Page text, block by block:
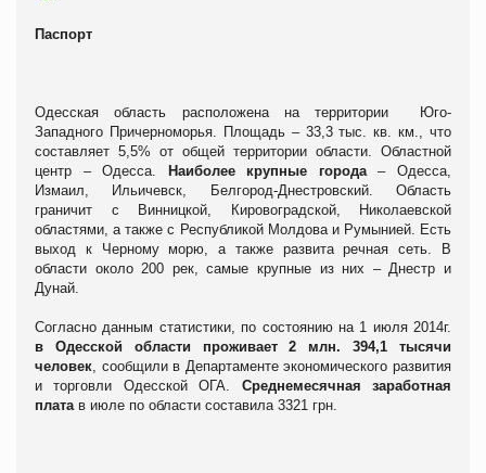
Паспорт
Одесская область расположена на территории Юго-
Западного Причерноморья. Площадь – 33,3 тыс. кв. км., что
составляет 5,5% от общей территории области. Областной
центр – Одесса. Наиболее крупные города– Одесса,
Измаил, Ильичевск, Белгород-Днестровский. Область
граничит с Винницкой, Кировоградской, Николаевской
областями, а также с Республикой Молдова и Румынией. Есть
выход к Черному морю, а также развита речная сеть. В
области около 200 рек, самые крупные из них – Днестр и
Дунай.
Согласно данным статистики, по состоянию на 1 июля 2014г.
в Одесской области проживает 2 млн. 394,1 тысячи
человек , сообщили в Департаменте экономического развития
и торговли Одесской ОГА. Среднемесячная заработная
плата в июле по области составила 3321 грн.